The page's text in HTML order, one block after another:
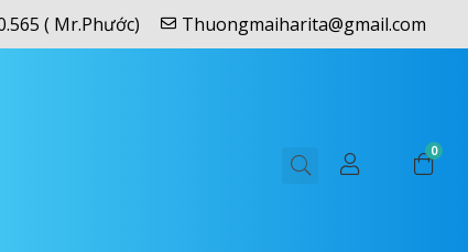
( Mr.Phước) Thuongmaiharita@gmail.com
0